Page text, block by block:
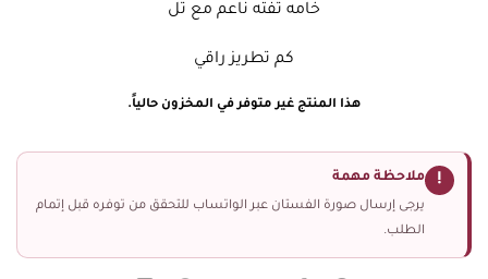
خامه تفته ناعم مع تل
كم تطريز راقي
هذا المنتج غير متوفر في المخزون حالياً.
! ملاحظة مهمة
يرجى إرسال صورة الفستان عبر الواتساب للتحقق من توفره قبل إتمام
الطلب.